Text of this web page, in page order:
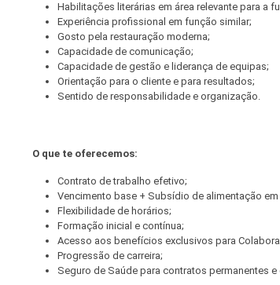
Habilitações literárias em área relevante para a
Experiência profissional em função similar;
Gosto pela restauração moderna;
Capacidade de comunicação;
Capacidade de gestão e liderança de equipas;
Orientação para o cliente e para resultados;
Sentido de responsabilidade e organização.
O que te oferecemos:
Contrato de trabalho efetivo;
Vencimento base + Subsídio de alimentação
Flexibilidade de horários;
Formação inicial e contínua;
Acesso aos benefícios exclusivos para
Progressão de carreira;
Seguro de Saúde para contratos permanentes